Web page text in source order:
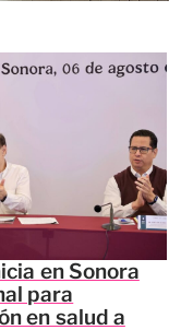
en Sonora
para
en salud a